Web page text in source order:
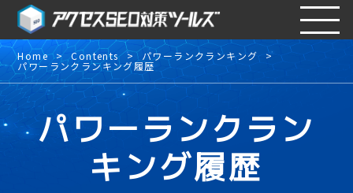
Home Contents パワーランクランキング
パワーランクランキング履歴
パワーランクラン
キング履歴